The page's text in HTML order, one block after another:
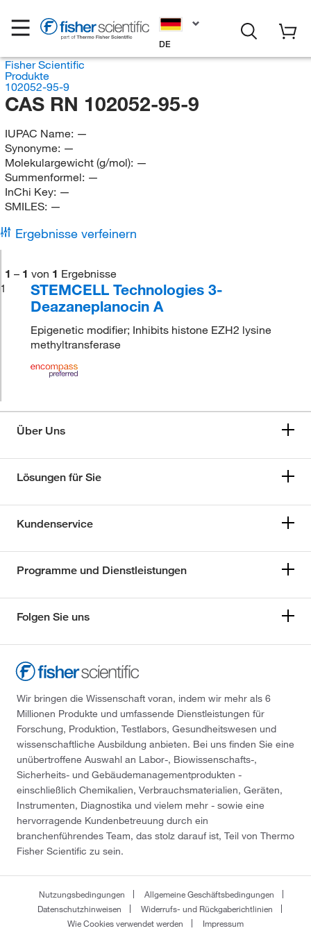
DE
Fisher Scientific
Produkte
102052-95-9
CAS RN 102052-95-9
IUPAC Name: —
Synonyme: —
Molekulargewicht (g/mol): —
Summenformel: —
InChi Key: —
SMILES: —
Ergebnisse verfeinern
1 – 1 von 1 Ergebnisse
1
STEMCELL Technologies 3-
Deazaneplanocin A
Epigenetic modifier; Inhibits histone EZH2 lysine
methyltransferase
Über Uns
Lösungen für Sie
Kundenservice
Programme und Dienstleistungen
Folgen Sie uns
Wir bringen die Wissenschaft voran, indem wir mehr als 6
Millionen Produkte und umfassende Dienstleistungen für
Forschung, Produktion, Testlabors, Gesundheitswesen und
wissenschaftliche Ausbildung anbieten. Bei uns finden Sie eine
unübertroffene Auswahl an Labor-, Biowissenschafts-,
Sicherheits- und Gebäudemanagementprodukten -
einschließlich Chemikalien, Verbrauchsmaterialien, Geräten,
Instrumenten, Diagnostika und vielem mehr - sowie eine
hervorragende Kundenbetreuung durch ein
branchenführendes Team, das stolz darauf ist, Teil von Thermo
Fisher Scientific zu sein.
Nutzungsbedingungen
Allgemeine Geschäftsbedingungen
Datenschutzhinweisen
Widerrufs- und Rückgaberichtlinien
Wie Cookies verwendet werden
Impressum